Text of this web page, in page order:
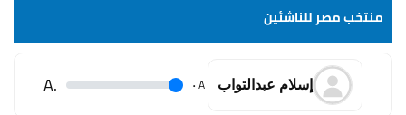
منتخب مصر للناشئين
إسلام عبدالتواب A
.
.A